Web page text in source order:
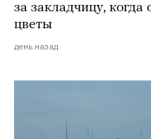
за закладчицу,
цветы
день назад